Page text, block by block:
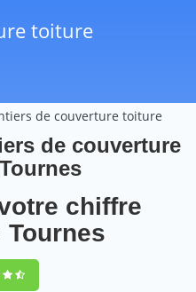
toiture
de couverture toiture
de couverture
chiffre